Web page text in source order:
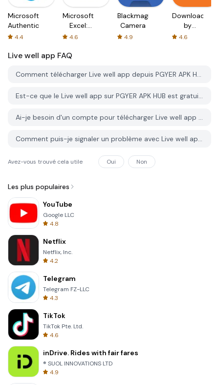
Microsoft
Authenticator
4.4
Microsoft
Excel:
Spreadsheets
4.6
Blackmagic
Camera
4.9
Downloader
by
AFTVnews
4.6
Live well app FAQ
Comment télécharger Live well app depuis PGYER APK HUB?
Est-ce que le Live well app sur PGYER APK HUB est gratuit?
Ai-je besoin d'un compte pour télécharger Live well app depuis PGYER APK HUB?
Comment puis-je signaler un problème avec Live well app sur PGYER APK HUB?
Avez-vous trouvé cela utile Oui Non
Les plus populaires
YouTube
Google LLC
4.8
Netflix
Netflix, Inc.
4.2
Telegram
Telegram FZ-LLC
4.3
TikTok
TikTok Pte. Ltd.
4.6
inDrive. Rides with fair fares
® SUOL INNOVATIONS LTD
4.9